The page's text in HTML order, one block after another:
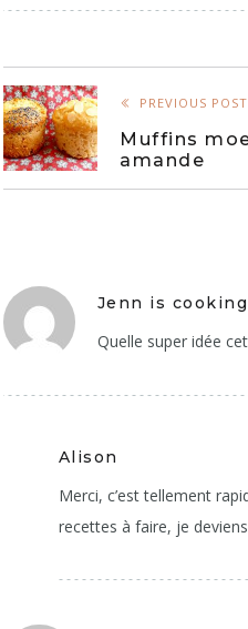
PREVIOUS POST
Muffins
amande
Jenn is cooking
Quelle super idée
Alison
Merci, c’est tellement
recettes à faire, je